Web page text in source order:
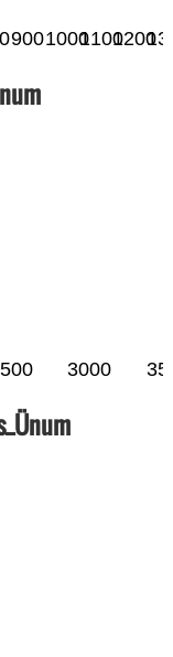
900100011001200
3000